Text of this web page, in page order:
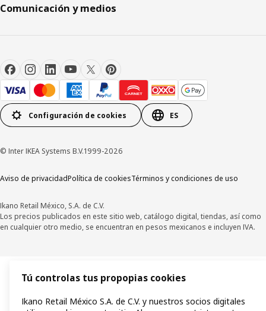
Comunicación y medios
Configuración de cookies ES
© Inter IKEA Systems B.V.1999-2026
Aviso de privacidadPolítica de cookiesTérminos y condiciones de uso
Ikano Retail México, S.A. de C.V.
Los precios publicados en este sitio web, catálogo digital, tiendas, así como
en cualquier otro medio, se encuentran en pesos mexicanos e incluyen IVA.
Tú controlas tus propopias cookies
Ikano Retail México S.A. de C.V. y nuestros socios digitales